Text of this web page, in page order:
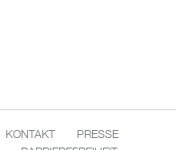
KONTAKT
PRESSE